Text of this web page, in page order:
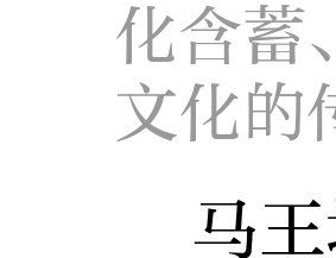
化含蓄
文化
马王